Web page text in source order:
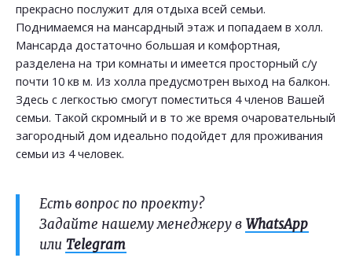
прекрасно послужит для отдыха всей семьи.
Поднимаемся на мансардный этаж и попадаем в холл.
Мансарда достаточно большая и комфортная,
разделена на три комнаты и имеется просторный с/у
почти 10 кв м. Из холла предусмотрен выход на балкон.
Здесь с легкостью смогут поместиться 4 членов Вашей
семьи. Такой скромный и в то же время очаровательный
загородный дом идеально подойдет для проживания
семьи из 4 человек.
Есть вопрос по проекту?
Задайте нашему менеджеру в WhatsApp
или Telegram